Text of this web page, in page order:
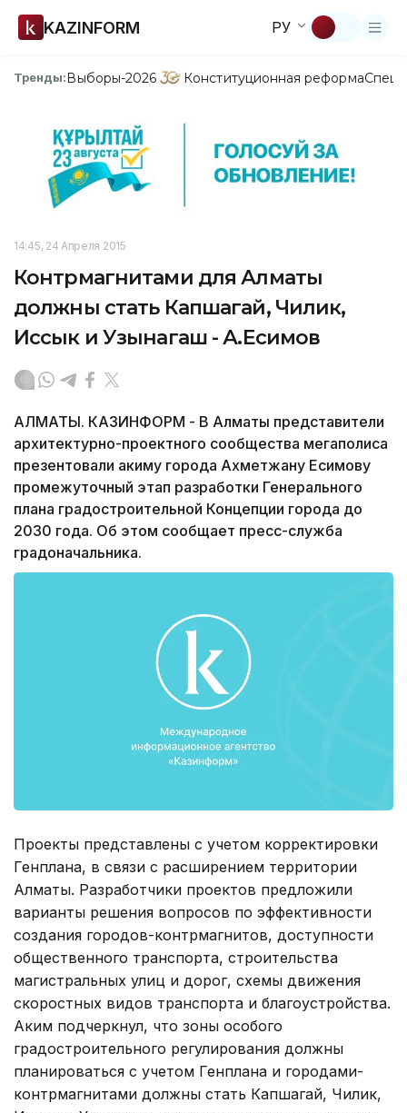
KAZINFORM РУ
Тренды:Выборы-2026 Конституционная реформа
14:45, 24 Апреля 2015
Контрмагнитами для Алматы
должны стать Капшагай, Чилик,
Иссык и Узынагаш - А.Есимов
АЛМАТЫ. КАЗИНФОРМ - В Алматы представители
архитектурно-проектного сообщества мегаполиса
презентовали акиму города Ахметжану Есимову
промежуточный этап разработки Генерального
плана градостроительной Концепции города до
2030 года. Об этом сообщает пресс-служба
градоначальника.
Проекты представлены с учетом корректировки
Генплана, в связи с расширением территории
Алматы. Разработчики проектов предложили
варианты решения вопросов по эффективности
создания городов-контрмагнитов, доступности
общественного транспорта, строительства
магистральных улиц и дорог, схемы движения
скоростных видов транспорта и благоустройства.
Аким подчеркнул, что зоны особого
градостроительного регулирования должны
планироваться с учетом Генплана и городами-
контрмагнитами должны стать Капшагай, Чилик,